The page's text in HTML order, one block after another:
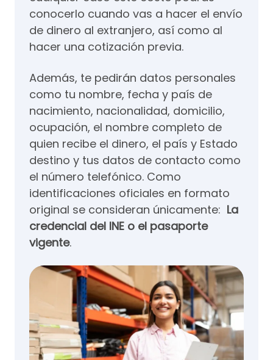
conocerlo cuando vas a hacer el envío
de dinero al extranjero, así como al
hacer una cotización previa.
Además, te pedirán datos personales
como tu nombre, fecha y país de
nacimiento, nacionalidad, domicilio,
ocupación, el nombre completo de
quien recibe el dinero, el país y Estado
destino y tus datos de contacto como
el número telefónico. Como
identificaciones oficiales en formato
original se consideran únicamente: La
credencial del INE o el pasaporte
vigente.